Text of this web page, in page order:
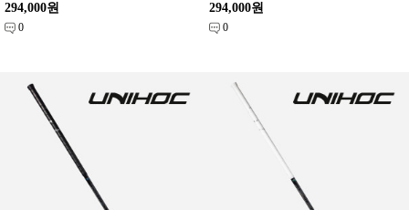
294,000원
0
294,000원
0